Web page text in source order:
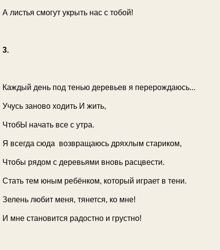
А листья смогут укрыть нас с тобой!
3.
Каждый день под тенью деревьев я перерождаюсь...
Учусь заново ходить И жить,
ЧтобЫ начать все с утра.
Я всегда сюда возвращаюсь дряхлым стариком,
Чтобы рядом с деревьями вновь расцвести.
Стать тем юным ребёнком, который играет в тени.
Зелень любит меня, тянется, ко мне!
И мне становится радостно и грустно!